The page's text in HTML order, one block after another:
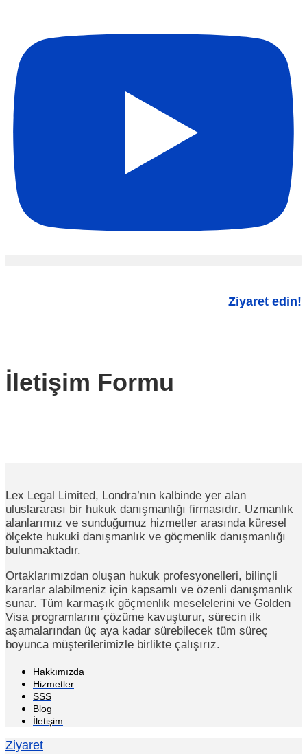
Ziyaret edin!
İletişim Formu
Lex Legal Limited, Londra’nın kalbinde yer alan
uluslararası bir hukuk danışmanlığı firmasıdır. Uzmanlık
alanlarımız ve sunduğumuz hizmetler arasında küresel
ölçekte hukuki danışmanlık ve göçmenlik danışmanlığı
bulunmaktadır.
Ortaklarımızdan oluşan hukuk profesyonelleri, bilinçli
kararlar alabilmeniz için kapsamlı ve özenli danışmanlık
sunar. Tüm karmaşık göçmenlik meselelerini ve Golden
Visa programlarını çözüme kavuşturur, sürecin ilk
aşamalarından üç aya kadar sürebilecek tüm süreç
boyunca müşterilerimizle birlikte çalışırız.
Hakkımızda
Hizmetler
SSS
Blog
İletişim
Ziyaret